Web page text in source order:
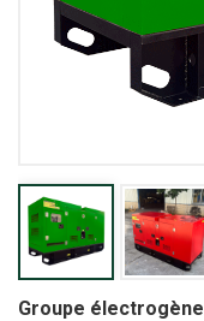
Groupe électrogène